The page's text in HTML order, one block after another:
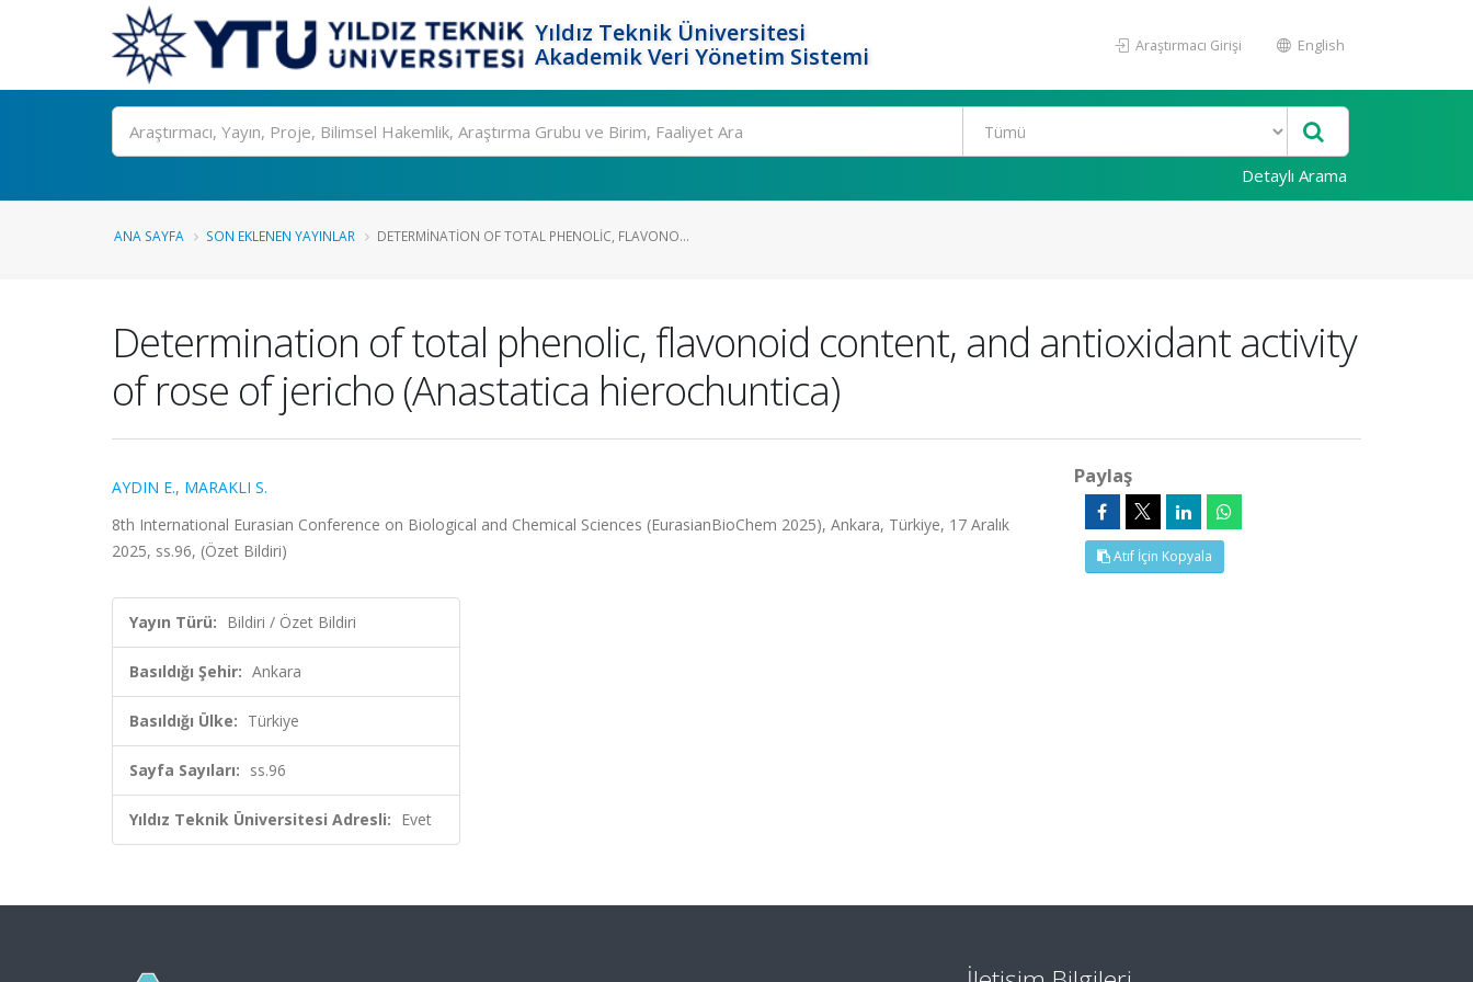
Yıldız Teknik Üniversitesi
Akademik Veri Yönetim Sistemi
Araştırmacı Girişi English
Ara
Detaylı Arama
ANA SAYFA SON EKLENEN YAYINLAR DETERMINATION OF TOTAL PHENOLIC, FLAVONO...
Determination of total phenolic, flavonoid content, and antioxidant activity
of rose of jericho (Anastatica hierochuntica)
AYDIN E., MARAKLI S.
8th International Eurasian Conference on Biological and Chemical Sciences (EurasianBioChem 2025), Ankara, Türkiye, 17 Aralık
2025, ss.96, (Özet Bildiri)
Yayın Türü: Bildiri / Özet Bildiri
Basıldığı Şehir: Ankara
Basıldığı Ülke: Türkiye
Sayfa Sayıları: ss.96
Yıldız Teknik Üniversitesi Adresli: Evet
Paylaş
Atıf İçin Kopyala